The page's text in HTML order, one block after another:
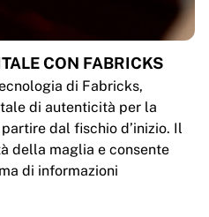
CON FABRICKS
di Fabricks,
di autenticità per la
dal fischio d’inizio. Il
della maglia e consente
di informazioni